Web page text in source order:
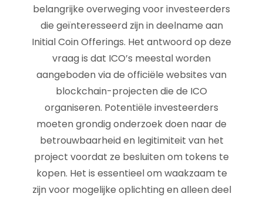
belangrijke overweging voor investeerders
die geïnteresseerd zijn in deelname aan
Initial Coin Offerings. Het antwoord op deze
vraag is dat ICO’s meestal worden
aangeboden via de officiële websites van
blockchain-projecten die de ICO
organiseren. Potentiële investeerders
moeten grondig onderzoek doen naar de
betrouwbaarheid en legitimiteit van het
project voordat ze besluiten om tokens te
kopen. Het is essentieel om waakzaam te
zijn voor mogelijke oplichting en alleen deel